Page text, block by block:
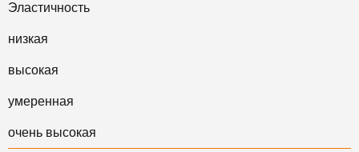
Эластичность
низкая
высокая
умеренная
очень высокая